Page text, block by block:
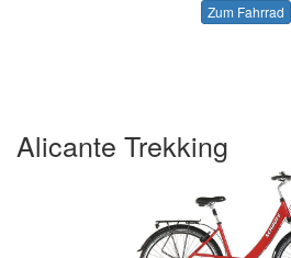
Zum Fahrrad
Alicante Trekking